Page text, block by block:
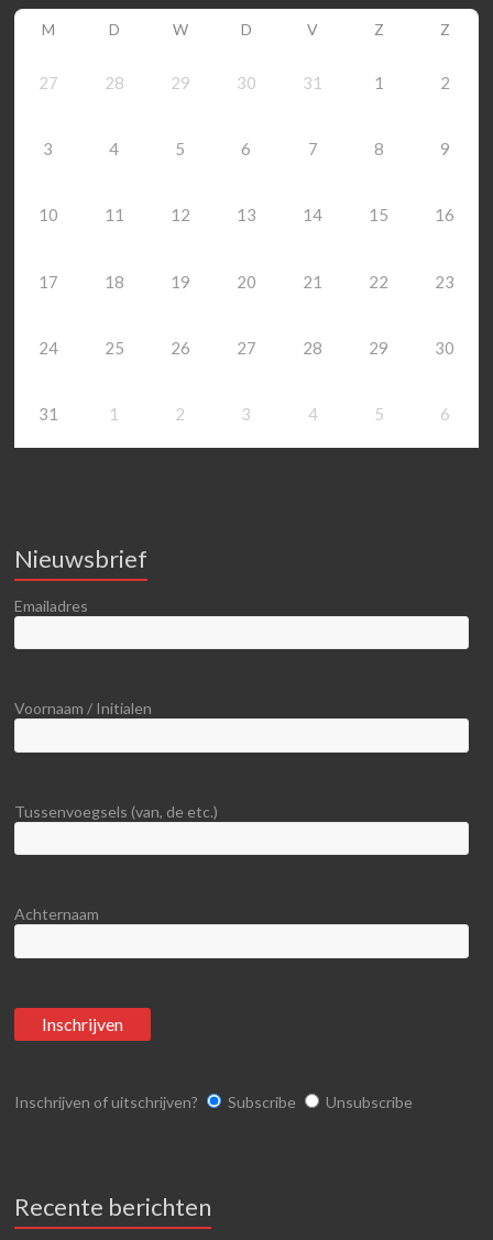
M D W D V Z Z
27 28 29 30 31 1 2
3 4 5 6 7 8 9
10 11 12 13 14 15 16
17 18 19 20 21 22 23
24 25 26 27 28 29 30
31 1 2 3 4 5 6
Nieuwsbrief
Emailadres
Voornaam / Initialen
Tussenvoegsels (van, de etc.)
Achternaam
Inschrijven of uitschrijven? Subscribe Unsubscribe
Recente berichten